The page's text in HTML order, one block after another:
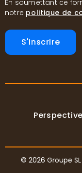
En soumettant ce
notre politique de
S'inscrire
© 2026 Groupe